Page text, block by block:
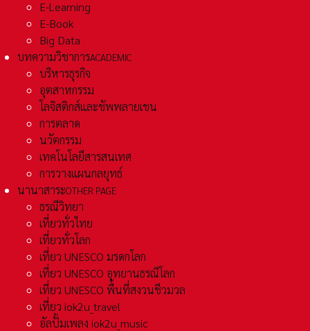
E-Learning
E-Book
Big Data
บทความวิชาการACADEMIC
บริหารธุรกิจ
อุตสาหกรรม
โลจิสติกส์และชัพพลายเชน
การตลาด
นวัตกรรม
เทคโนโลยีสารสนเทศ
การวางแผนกลยุทธ์
นานาสาระOTHER PAGE
ธรณีวิทยา
เที่ยวทั่วไทย
เที่ยวทั่วโลก
เที่ยว UNESCO มรดกโลก
เที่ยว UNESCO อุทยานธรณีโลก
เที่ยว UNESCO พื้นที่สงวนชีวมวล
เที่ยว iok2u_travel
อัลปั้มเพลง iok2u_music